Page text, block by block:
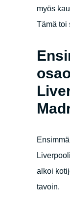
myös
Tämä toi
alkoi
tavoin.